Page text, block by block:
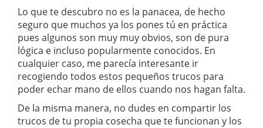
Lo que te descubro no es la panacea, de hecho
seguro que muchos ya los pones tú en práctica
pues algunos son muy muy obvios, son de pura
lógica e incluso popularmente conocidos. En
cualquier caso, me parecía interesante ir
recogiendo todos estos pequeños trucos para
poder echar mano de ellos cuando nos hagan falta.
De la misma manera, no dudes en compartir los
trucos de tu propia cosecha que te funcionan y los